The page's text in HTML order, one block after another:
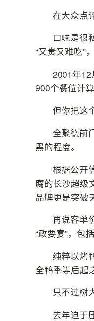
在大众点
口味是很
“又贵又难吃”
2001年12
900个餐位计
但你把这
全聚德前
黑的程度。
根据公开
腐的长沙超级
品牌更是突破
再说客单
“政要宴”，包
纯粹以烤
全鸭季等后起
只不过树
去年迫于